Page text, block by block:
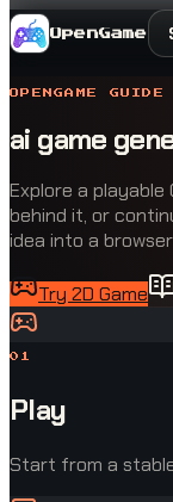
OpenGame
OPENGAME GUIDE
ai game
Explore a
behind it, or
idea into a
Try 2D Game
0 1
Play
Start from a